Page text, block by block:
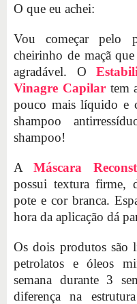
O que eu achei:
Vou começar pelo
cheirinho de maçã
agradável. O
Vinagre Capilartem
pouco mais líquido e
shampoo
shampoo!
AMáscara
possui textura firme,
pote e cor branca.
hora da aplicação dá
Os dois produtos são
petrolatos e óleos
semana durante 3
diferença na